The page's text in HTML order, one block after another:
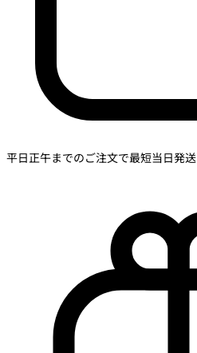
平日正午までのご注文で最短当日発送